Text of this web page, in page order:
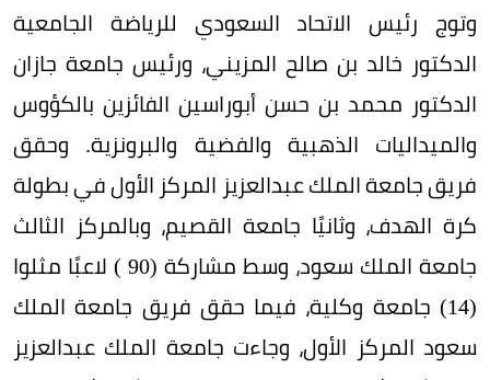
وتوج رئيس الاتحاد السعودي للرياضة الجامعية
الدكتور خالد بن صالح المزيني، ورئيس جامعة جازان
الدكتور محمد بن حسن أبوراسين الفائزين بالكؤوس
والميداليات الذهبية والفضية والبرونزية. وحقق
فريق جامعة الملك عبدالعزيز المركز الأول في بطولة
كرة الهدف، وثانيًا جامعة القصيم، وبالمركز الثالث
جامعة الملك سعود، وسط مشاركة (90 ) لاعبًا مثلوا
(14) جامعة وكلية، فيما حقق فريق جامعة الملك
سعود المركز الأول، وجاءت جامعة الملك عبدالعزيز